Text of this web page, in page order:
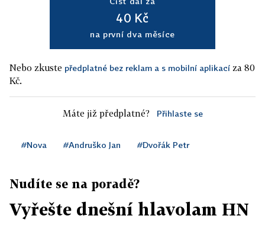
40 Kč
na první dva měsíce
Nebo zkuste předplatné bez reklam a s mobilní aplikací za 80
Kč.
Máte již předplatné? Přihlaste se
#Nova #Andruško Jan #Dvořák Petr
Nudíte se na poradě?
Vyřešte dnešní hlavolam HN